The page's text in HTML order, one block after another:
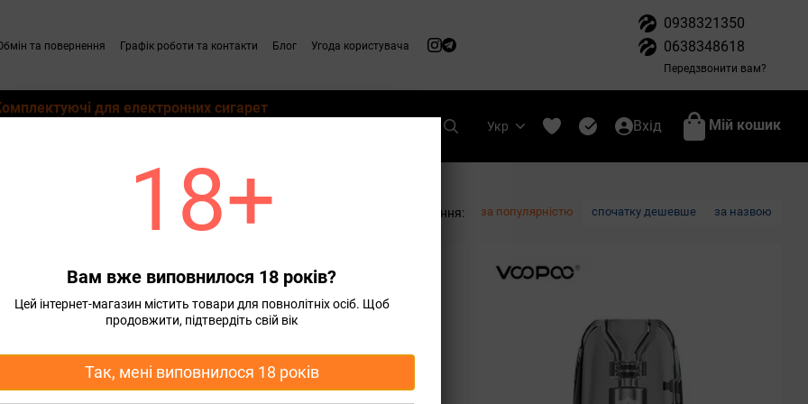
та повернення Графік роботи та контакти Блог Угода користувача
0938321350
0638348618
Передзвонити вам?
для електронних сигарет
Укр Вхід Мій кошик
систем
Сортування: за популярністю спочатку дешевше за назвою
18+
Вам вже виповнилося 18 років?
Цей інтернет-магазин містить товари для повнолітніх осіб. Щоб
продовжити, підтвердіть свій вік
Так, мені виповнилося 18 років